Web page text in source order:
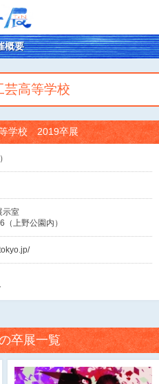
概要
芸高等学校
学校 2019卒展
示室
上野公園内）
卒展一覧